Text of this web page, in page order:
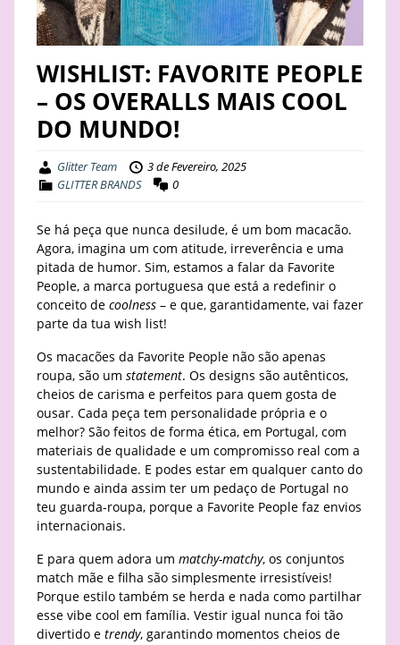
WISHLIST: FAVORITE PEOPLE
– OS OVERALLS MAIS COOL
DO MUNDO!
Glitter Team
3 de Fevereiro, 2025
GLITTER BRANDS
0
Se há peça que nunca desilude, é um bom macacão.
Agora, imagina um com atitude, irreverência e uma
pitada de humor. Sim, estamos a falar da Favorite
People, a marca portuguesa que está a redefinir o
conceito de coolness – e que, garantidamente, vai fazer
parte da tua wish list!
Os macacões da Favorite People não são apenas
roupa, são um statement. Os designs são autênticos,
cheios de carisma e perfeitos para quem gosta de
ousar. Cada peça tem personalidade própria e o
melhor? São feitos de forma ética, em Portugal, com
materiais de qualidade e um compromisso real com a
sustentabilidade. E podes estar em qualquer canto do
mundo e ainda assim ter um pedaço de Portugal no
teu guarda-roupa, porque a Favorite People faz envios
internacionais.
E para quem adora um matchy-matchy, os conjuntos
match mãe e filha são simplesmente irresistíveis!
Porque estilo também se herda e nada como partilhar
esse vibe cool em família. Vestir igual nunca foi tão
divertido e trendy, garantindo momentos cheios de
STAY
BUSINESS
ABOUT